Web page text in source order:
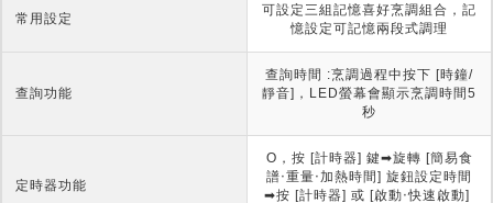
常用設定
可設定三組記憶喜好烹調組合，記
憶設定可記憶兩段式調理
查詢功能
查詢時間 :烹調過程中按下 [時鐘/
靜音]，LED螢幕會顯示烹調時間5
秒
定時器功能
O，按 [計時器] 鍵➡旋轉 [簡易食
譜‧重量‧加熱時間] 旋鈕設定時間
➡按 [計時器] 或 [啟動‧快速啟動]